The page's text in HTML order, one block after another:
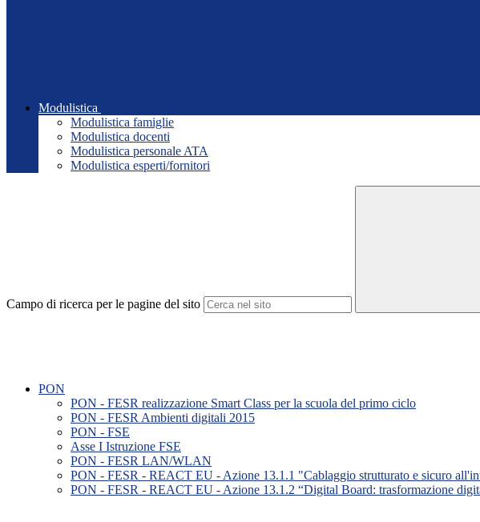
Modulistica
Modulistica famiglie
Modulistica docenti
Modulistica personale ATA
Modulistica esperti/fornitori
Campo di ricerca per le pagine del sito
PON
PON - FESR realizzazione Smart Class per la scuola del primo ciclo
PON - FESR Ambienti digitali 2015
PON - FSE
Asse I Istruzione FSE
PON - FESR LAN/WLAN
PON - FESR - REACT EU - Azione 13.1.1 "Cablaggio strutturato e sicuro
PON - FESR - REACT EU - Azione 13.1.2 “Digital Board: trasformazione